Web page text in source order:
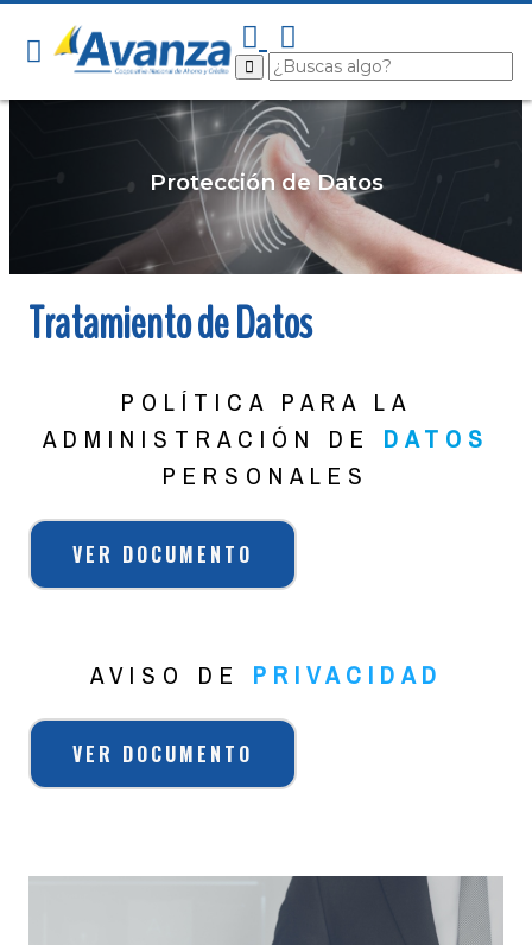
Protección de Datos
Tratamiento de Datos
POLÍTICA PARA LA
ADMINISTRACIÓN DE
DATOS
PERSONALES
VER DOCUMENTO
AVISO DE PRIVACIDAD
VER DOCUMENTO